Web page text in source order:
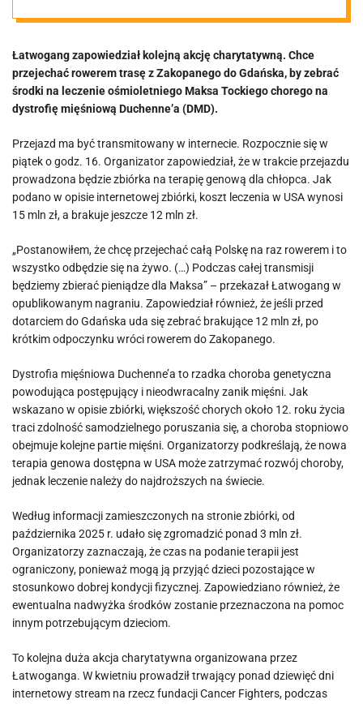
wsiada na
rower, by go
uratować
Łatwogang zapowiedział kolejną akcję charytatywną. Chce
przejechać rowerem trasę z Zakopanego do Gdańska, by zebrać
środki na leczenie ośmioletniego Maksa Tockiego chorego na
dystrofię mięśniową Duchenne’a (DMD).
Przejazd ma być transmitowany w internecie. Rozpocznie się w
piątek o godz. 16. Organizator zapowiedział, że w trakcie przejazdu
prowadzona będzie zbiórka na terapię genową dla chłopca. Jak
podano w opisie internetowej zbiórki, koszt leczenia w USA wynosi
15 mln zł, a brakuje jeszcze 12 mln zł.
„Postanowiłem, że chcę przejechać całą Polskę na raz rowerem i to
wszystko odbędzie się na żywo. (…) Podczas całej transmisji
będziemy zbierać pieniądze dla Maksa” – przekazał Łatwogang w
opublikowanym nagraniu. Zapowiedział również, że jeśli przed
dotarciem do Gdańska uda się zebrać brakujące 12 mln zł, po
krótkim odpoczynku wróci rowerem do Zakopanego.
Dystrofia mięśniowa Duchenne’a to rzadka choroba genetyczna
powodująca postępujący i nieodwracalny zanik mięśni. Jak
wskazano w opisie zbiórki, większość chorych około 12. roku życia
traci zdolność samodzielnego poruszania się, a choroba stopniowo
obejmuje kolejne partie mięśni. Organizatorzy podkreślają, że nowa
terapia genowa dostępna w USA może zatrzymać rozwój choroby,
jednak leczenie należy do najdroższych na świecie.
Według informacji zamieszczonych na stronie zbiórki, od
października 2025 r. udało się zgromadzić ponad 3 mln zł.
Organizatorzy zaznaczają, że czas na podanie terapii jest
ograniczony, ponieważ mogą ją przyjąć dzieci pozostające w
stosunkowo dobrej kondycji fizycznej. Zapowiedziano również, że
ewentualna nadwyżka środków zostanie przeznaczona na pomoc
innym potrzebującym dzieciom.
To kolejna duża akcja charytatywna organizowana przez
Łatwoganga. W kwietniu prowadził trwający ponad dziewięć dni
internetowy stream na rzecz fundacji Cancer Fighters, podczas